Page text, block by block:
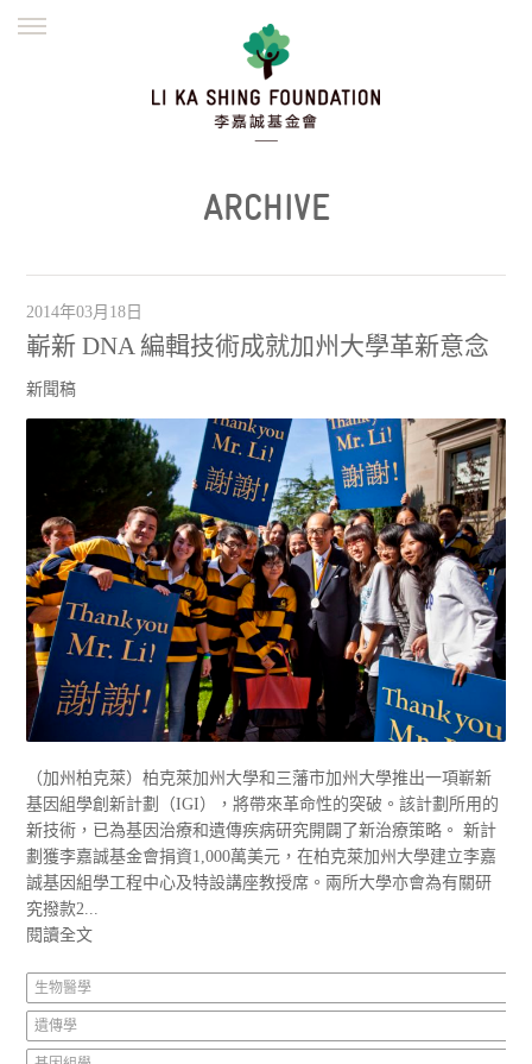
繁體
ARCHIVE
2014年03月18日
嶄新 DNA 編輯技術成就加州大學革新意念
新聞稿
（加州柏克萊）柏克萊加州大學和三藩市加州大學推出一項嶄新
基因組學創新計劃（IGI），將帶來革命性的突破。該計劃所用的
新技術，已為基因治療和遺傳疾病研究開闢了新治療策略。 新計
劃獲李嘉誠基金會捐資1,000萬美元，在柏克萊加州大學建立李嘉
誠基因組學工程中心及特設講座教授席。兩所大學亦會為有關研
究撥款2...
閱讀全文
生物醫學
遺傳學